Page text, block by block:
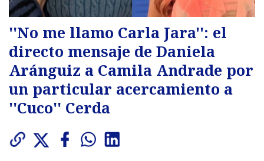
''No me llamo Carla Jara'': el
directo mensaje de Daniela
Aránguiz a Camila Andrade por
un particular acercamiento a
''Cuco'' Cerda